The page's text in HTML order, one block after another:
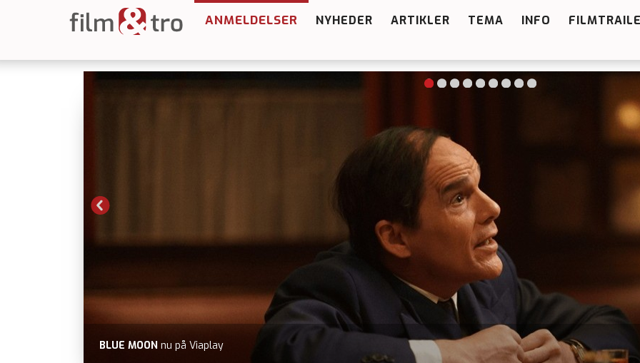
ANMELDELSER NYHEDER ARTIKLER TEMA INFO
BLUE MOON nu på Viaplay